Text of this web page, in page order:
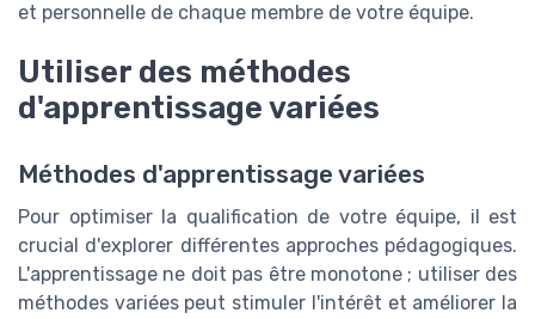
et personnelle de chaque membre de votre équipe.
Utiliser des méthodes
d'apprentissage variées
Méthodes d'apprentissage variées
Pour optimiser la qualification de votre équipe, il est
crucial d'explorer différentes approches pédagogiques.
L'apprentissage ne doit pas être monotone ; utiliser des
méthodes variées peut stimuler l'intérêt et améliorer la